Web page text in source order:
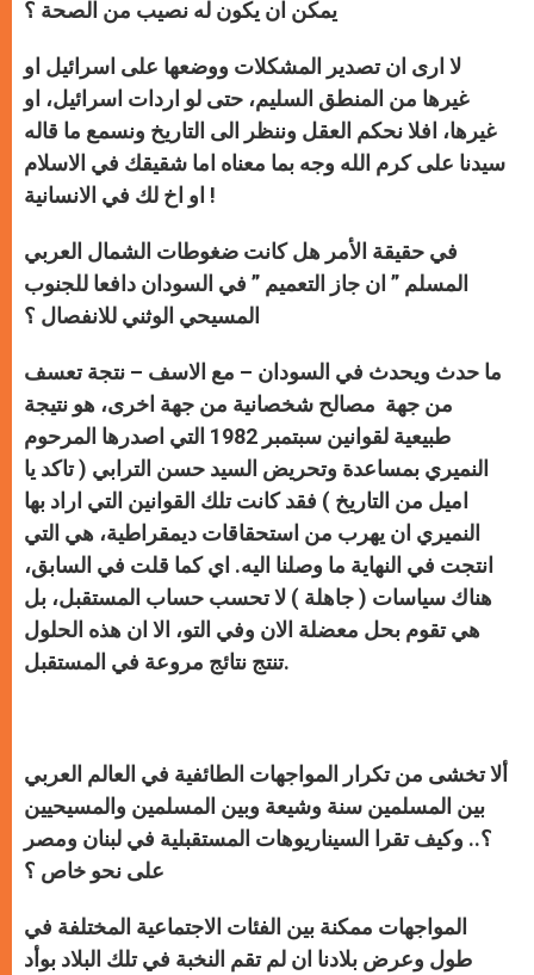
يمكن ان يكون له نصيب من الصحة ؟
لا ارى ان تصدير المشكلات ووضعها على اسرائيل او
غيرها من المنطق السليم، حتى لو اردات اسرائيل، او
غيرها، افلا نحكم العقل وننظر الى التاريخ ونسمع ما قاله
سيدنا على كرم الله وجه بما معناه اما شقيقك في الاسلام
او اخ لك في الانسانية !
في حقيقة الأمر هل كانت ضغوطات الشمال العربي
المسلم ” ان جاز التعميم ” في السودان دافعا للجنوب
المسيحي الوثني للانفصال ؟
ما حدث ويحدث في السودان – مع الاسف – نتجة تعسف
من جهة مصالح شخصانية من جهة اخرى، هو نتيجة
طبيعية لقوانين سبتمبر 1982 التي اصدرها المرحوم
النميري بمساعدة وتحريض السيد حسن الترابي ( تاكد يا
اميل من التاريخ ) فقد كانت تلك القوانين التي اراد بها
النميري ان يهرب من استحقاقات ديمقراطية، هي التي
انتجت في النهاية ما وصلنا اليه. اي كما قلت في السابق،
هناك سياسات ( جاهلة ) لا تحسب حساب المستقبل، بل
هي تقوم بحل معضلة الان وفي التو، الا ان هذه الحلول
تنتج نتائج مروعة في المستقبل.
ألا تخشى من تكرار المواجهات الطائفية في العالم العربي
بين المسلمين سنة وشيعة وبين المسلمين والمسيحيين
؟.. وكيف تقرا السيناريوهات المستقبلية في لبنان ومصر
على نحو خاص ؟
المواجهات ممكنة بين الفئات الاجتماعية المختلفة في
طول وعرض بلادنا ان لم تقم النخبة في تلك البلاد بوأد